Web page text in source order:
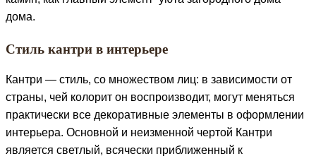
дома.
Стиль кантри в интерьере
Кантри — стиль, со множеством лиц: в зависимости от
страны, чей колорит он воспроизводит, могут меняться
практически все декоративные элементы в оформлении
интерьера. Основной и неизменной чертой Кантри
является светлый, всячески приближенный к